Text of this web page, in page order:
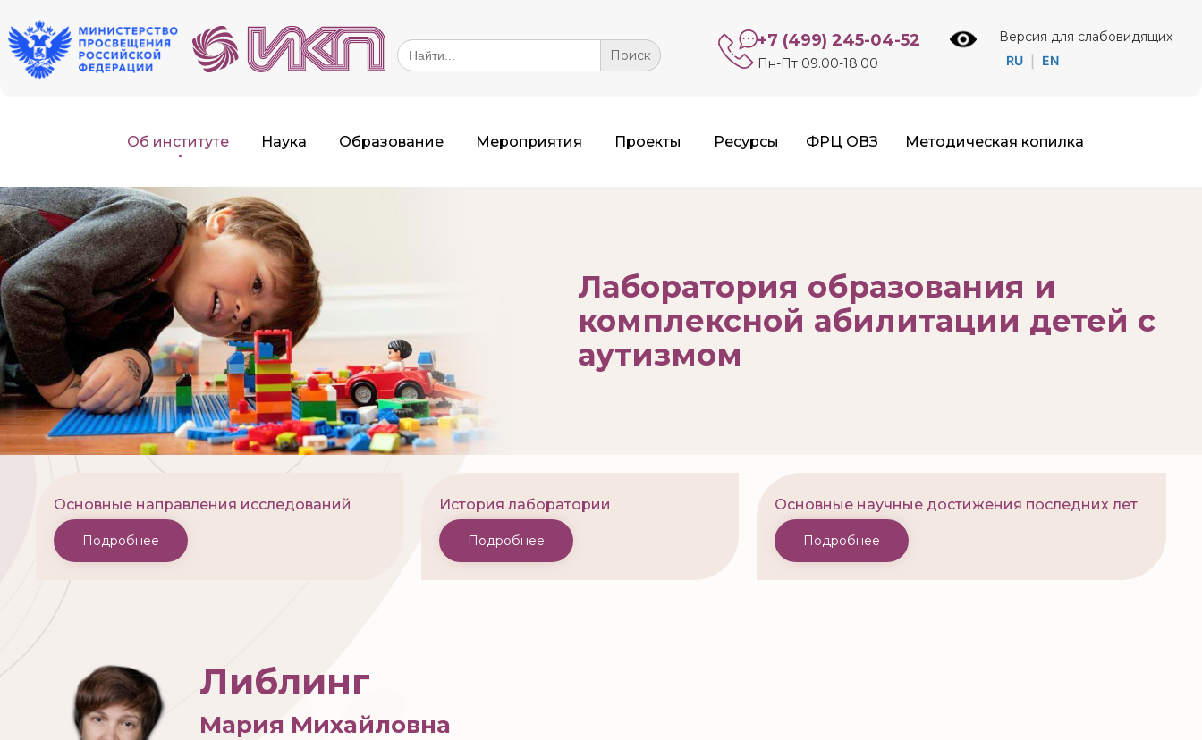
Search
for:
+7 (499) 245-04-52
Пн-Пт 09.00-18.00
Версия для слабовидящих
RU EN
Об институте Наука Образование Мероприятия Проекты Ресурсы ФРЦ ОВЗ Методическая копилка
Лаборатория образования и
комплексной абилитации детей с
аутизмом
Основные направления исследований
Подробнее
История лаборатории
Подробнее
Основные научные достижения последних лет
Подробнее
Либлинг
Мария Михайловна